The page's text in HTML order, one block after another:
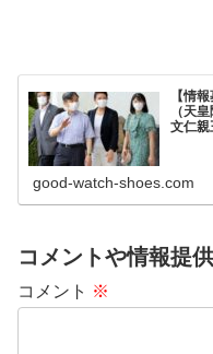
【情
（天
文仁親
good-watch-shoes.com
コメントや情報提
コメント ※